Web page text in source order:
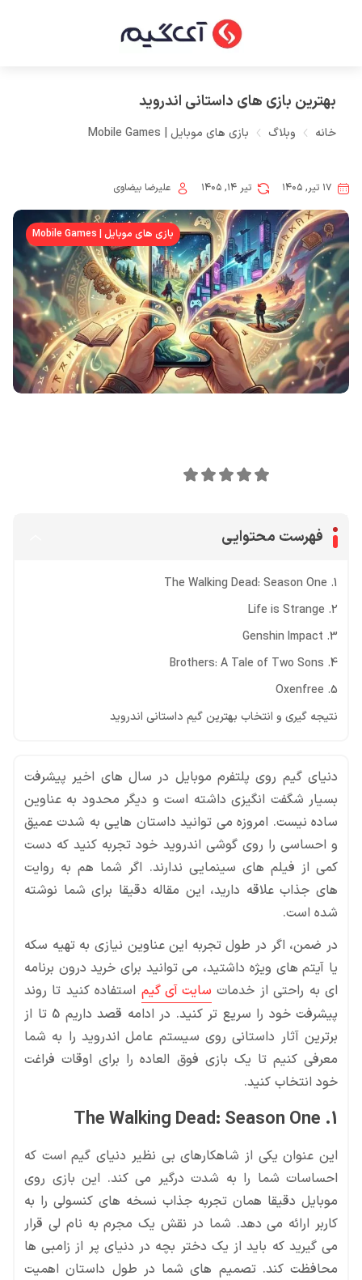
بهترین بازی های داستانی اندروید
خانه وبلاگ بازی های موبایل | Mobile Games
۱۷ تیر, ۱۴۰۵ تیر ۱۴, ۱۴۰۵ علیرضا بیضاوی
بازی های موبایل | Mobile Games
فهرست محتوایی
1. The Walking Dead: Season One
2. Life is Strange
3. Genshin Impact
4. Brothers: A Tale of Two Sons
5. Oxenfree
نتیجه گیری و انتخاب بهترین گیم داستانی اندروید
دنیای گیم روی پلتفرم موبایل در سال های اخیر پیشرفت
بسیار شگفت انگیزی داشته است و دیگر محدود به عناوین
ساده نیست. امروزه می توانید داستان هایی به شدت عمیق
و احساسی را روی گوشی اندروید خود تجربه کنید که دست
کمی از فیلم های سینمایی ندارند. اگر شما هم به روایت
های جذاب علاقه دارید، این مقاله دقیقا برای شما نوشته
شده است.
در ضمن، اگر در طول تجربه این عناوین نیازی به تهیه سکه
یا آیتم های ویژه داشتید، می توانید برای خرید درون برنامه
ای به راحتی از خدمات سایت آی گیم استفاده کنید تا روند
پیشرفت خود را سریع تر کنید. در ادامه قصد داریم 5 تا از
برترین آثار داستانی روی سیستم عامل اندروید را به شما
معرفی کنیم تا یک بازی فوق العاده را برای اوقات فراغت
خود انتخاب کنید.
1. The Walking Dead: Season One
این عنوان یکی از شاهکارهای بی نظیر دنیای گیم است که
احساسات شما را به شدت درگیر می کند. این بازی روی
موبایل دقیقا همان تجربه جذاب نسخه های کنسولی را به
کاربر ارائه می دهد. شما در نقش یک مجرم به نام لی قرار
می گیرید که باید از یک دختر بچه در دنیای پر از زامبی ها
محافظت کند. تصمیم های شما در طول داستان اهمیت